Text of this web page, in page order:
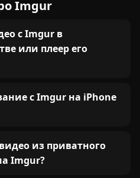
Imgur
с Imgur в
или плеер его
с Imgur на iPhone
из приватного
Imgur?